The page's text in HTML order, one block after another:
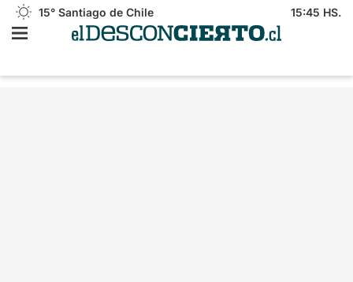
15° Santiago de Chile 15:45 HS.